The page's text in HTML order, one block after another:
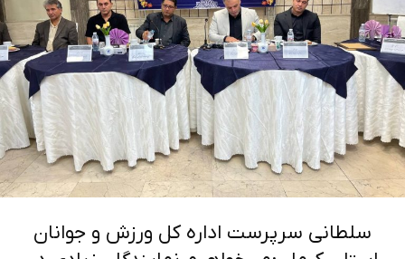
سلطانی سرپرست اداره کل ورزش و جوانان